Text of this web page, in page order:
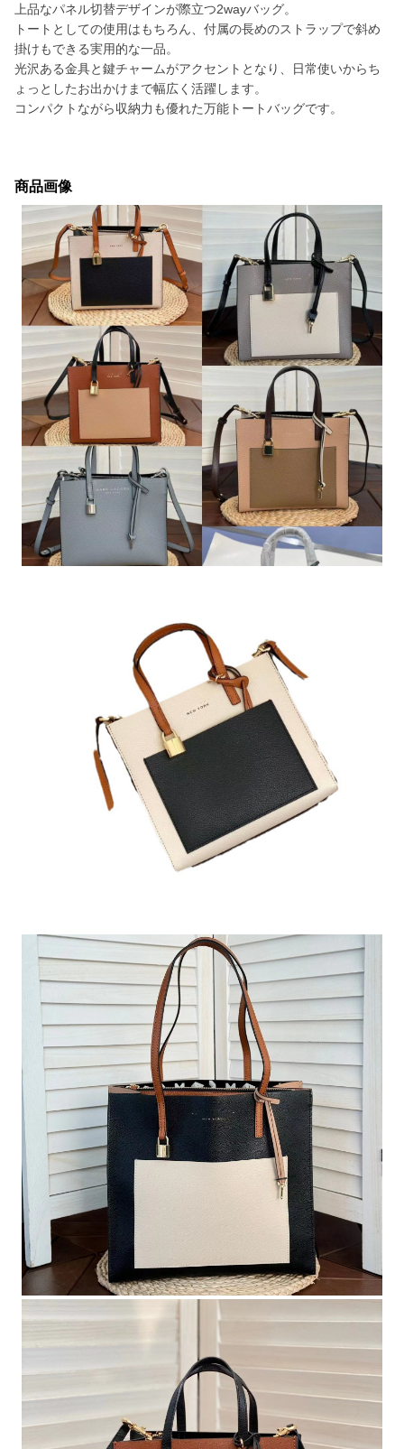
上品なパネル切替デザインが際立つ2wayバッグ。
トートとしての使用はもちろん、付属の長めのストラップで斜め
掛けもできる実用的な一品。
光沢ある金具と鍵チャームがアクセントとなり、日常使いからち
ょっとしたお出かけまで幅広く活躍します。
コンパクトながら収納力も優れた万能トートバッグです。
商品画像